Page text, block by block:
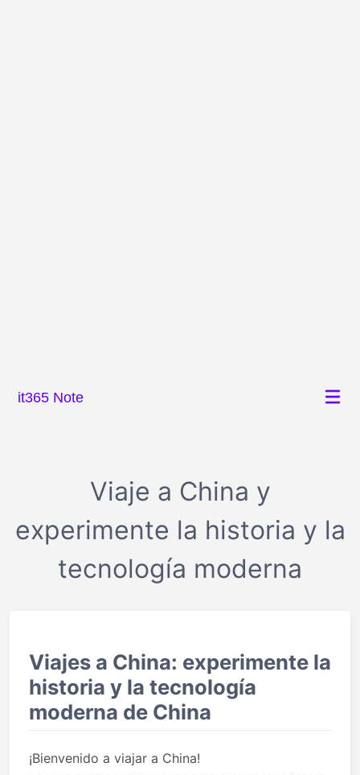
it365 Note
Viaje a China y
experimente la historia y la
tecnología moderna
Viajes a China: experimente la
historia y la tecnología
moderna de China
¡Bienvenido a viajar a China!